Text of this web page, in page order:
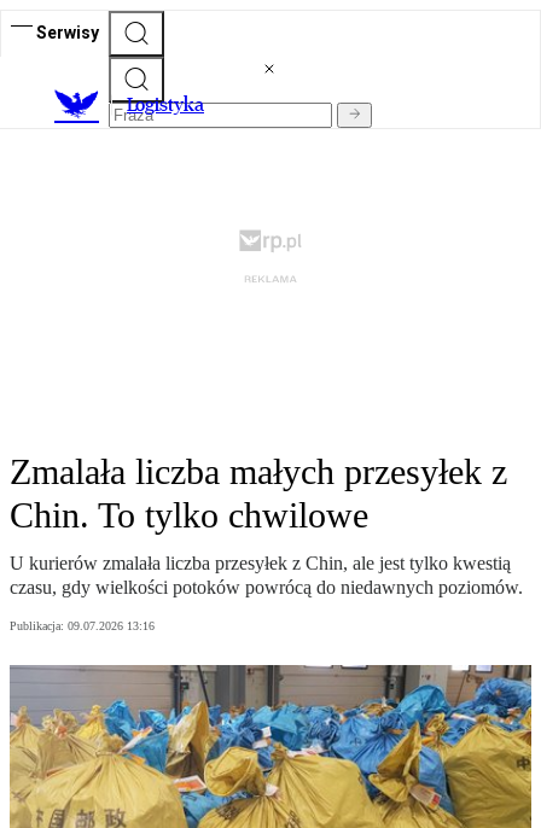
Serwisy
Logistyka
Zmalała liczba małych przesyłek z
Chin. To tylko chwilowe
U kurierów zmalała liczba przesyłek z Chin, ale jest tylko kwestią
czasu, gdy wielkości potoków powrócą do niedawnych poziomów.
Publikacja: 09.07.2026 13:16